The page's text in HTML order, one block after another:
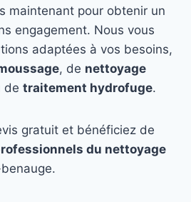
maintenant pour obtenir un
engagement. Nous vous
adaptées à vos besoins,
, de nettoyage
de traitement hydrofuge.
gratuit et bénéficiez de
du nettoyage